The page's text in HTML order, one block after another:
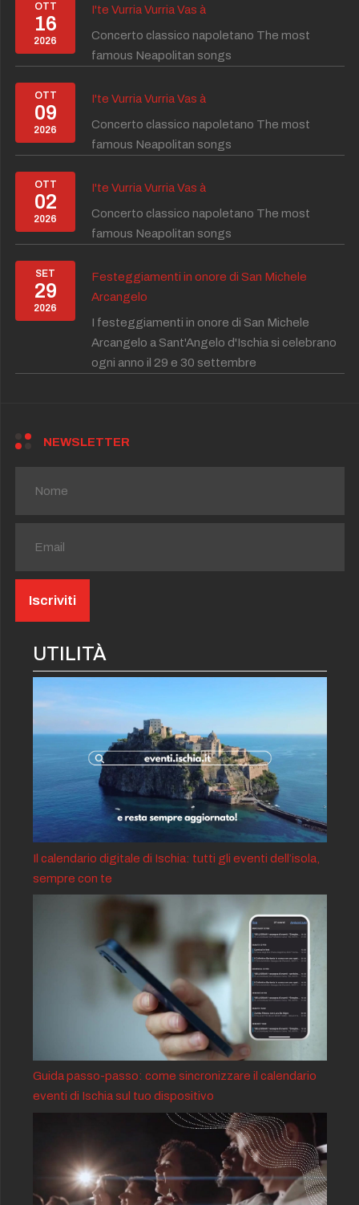
OTT
16
2026
I'te Vurria Vurria Vas à
Concerto classico napoletano The most
famous Neapolitan songs
OTT
09
2026
I'te Vurria Vurria Vas à
Concerto classico napoletano The most
famous Neapolitan songs
OTT
02
2026
I'te Vurria Vurria Vas à
Concerto classico napoletano The most
famous Neapolitan songs
SET
29
2026
Festeggiamenti in onore di San Michele
Arcangelo
I festeggiamenti in onore di San Michele
Arcangelo a Sant'Angelo d'Ischia si celebrano
ogni anno il 29 e 30 settembre
NEWSLETTER
UTILITÀ
Il calendario digitale di Ischia: tutti gli eventi dell’isola,
sempre con te
Guida passo-passo: come sincronizzare il calendario
eventi di Ischia sul tuo dispositivo